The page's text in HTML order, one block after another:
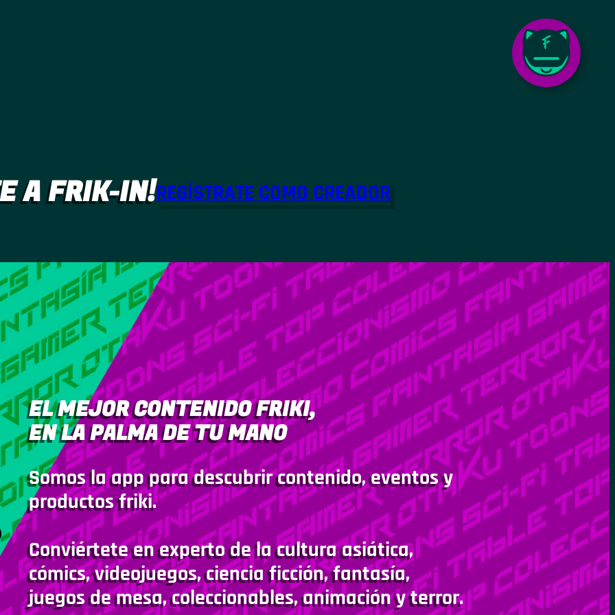
A FRIK-IN!REGÍSTRATE COMO CREADOR
EL MEJOR CONTENIDO FRIKI,
EN LA PALMA DE TU MANO
Somos la app para descubrir contenido, eventos y
productos friki.
Conviértete en experto de la cultura asiática,
cómics, videojuegos, ciencia ficción, fantasía,
juegos de mesa, coleccionables, animación y terror.